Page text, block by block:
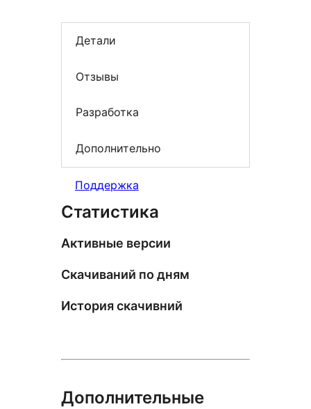
Детали
Отзывы
Разработка
Дополнительно
Поддержка
Статистика
Активные версии
Скачиваний по дням
История скачивний
Дополнительные